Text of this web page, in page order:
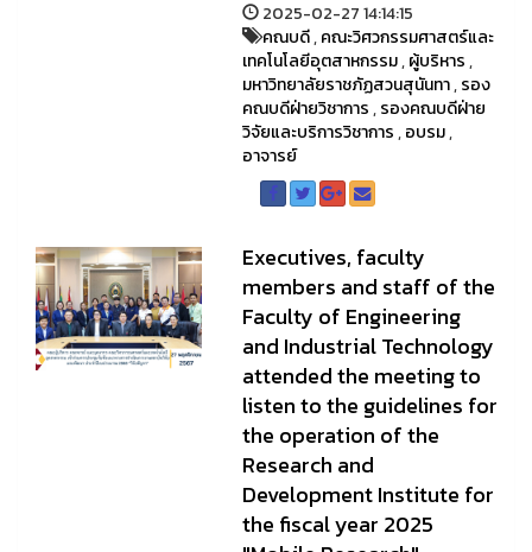
2025-02-27 14:14:15
คณบดี,คณะวิศวกรรมศาสตร์และ
เทคโนโลยีอุตสาหกรรม,ผู้บริหาร,
มหาวิทยาลัยราชภัฏสวนสุนันทา,รอง
คณบดีฝ่ายวิชาการ,รองคณบดีฝ่าย
วิจัยและบริการวิชาการ,อบรม,
อาจารย์
Executives, faculty
members and staff of the
Faculty of Engineering
and Industrial Technology
attended the meeting to
listen to the guidelines for
the operation of the
Research and
Development Institute for
the fiscal year 2025